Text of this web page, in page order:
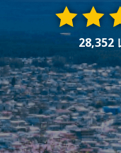
28,352